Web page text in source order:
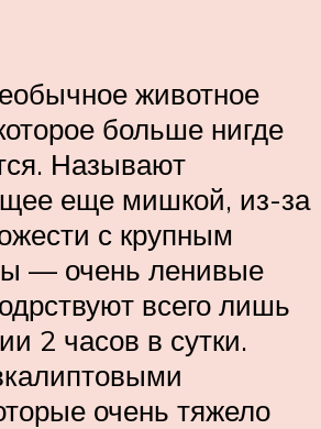
животное
больше нигде
Называют
еще мишкой, из-за
с крупным
— очень ленивые
всего лишь
2 часов в сутки.
очень тяжело